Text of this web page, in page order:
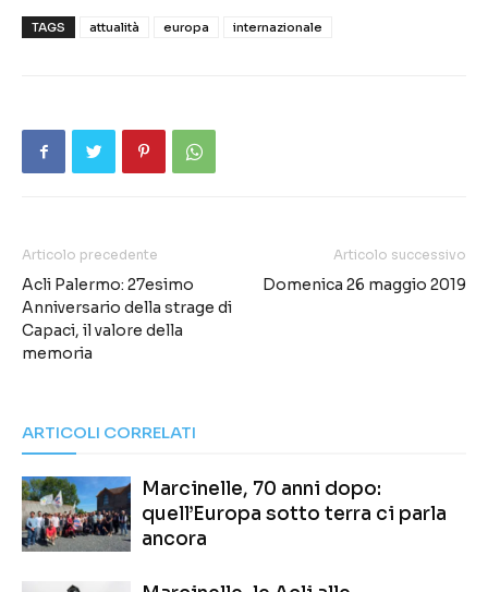
TAGS attualità europa internazionale
Articolo precedente
Acli Palermo: 27esimo
Anniversario della strage di
Capaci, il valore della
memoria
Articolo successivo
Domenica 26 maggio 2019
ARTICOLI CORRELATI
Marcinelle, 70 anni dopo:
quell’Europa sotto terra ci parla
ancora